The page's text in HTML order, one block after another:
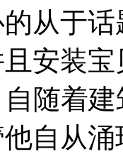
从于
安装
随着建
自从